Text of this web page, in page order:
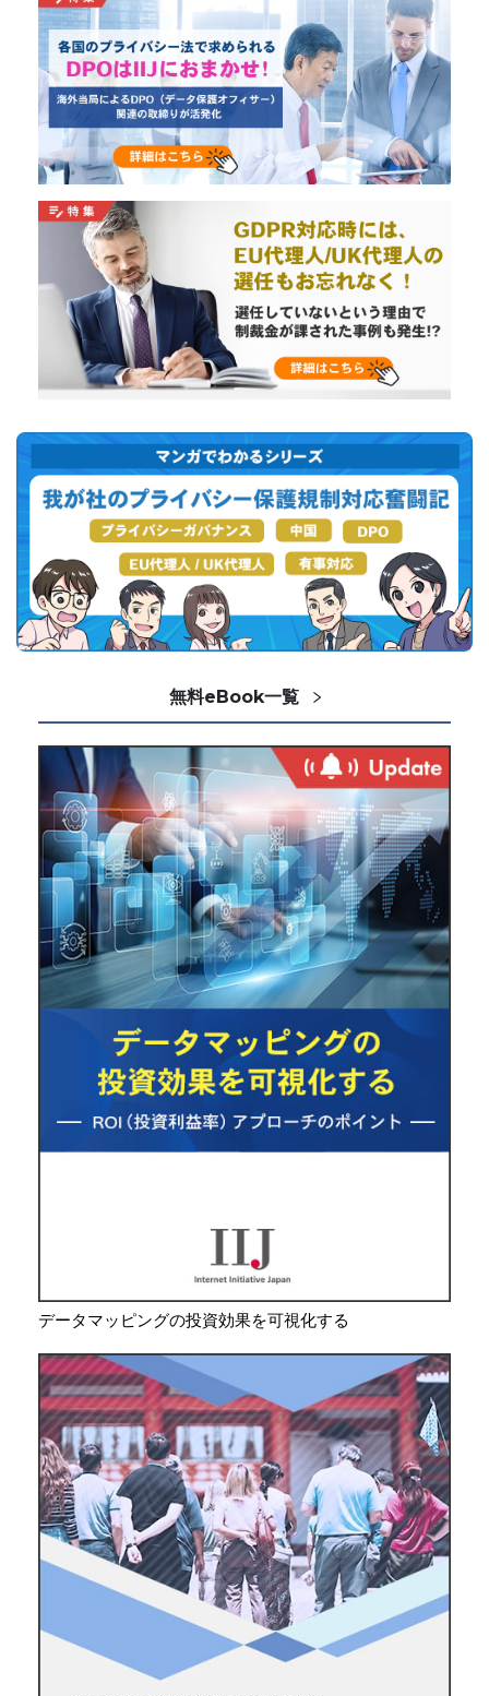
無料eBook一覧
データマッピングの投資効果を可視化する